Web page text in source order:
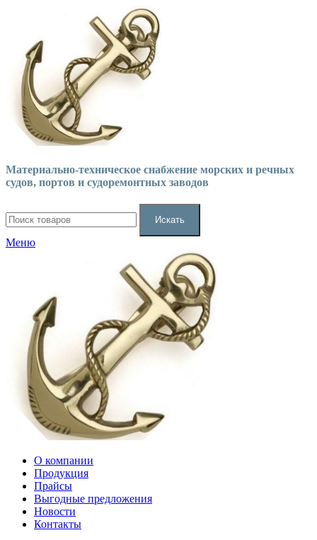
Материально-техническое снабжение морских и речных
судов, портов и судоремонтных заводов
Искать
Меню
О компании
Продукция
Прайсы
Выгодные предложения
Новости
Контакты